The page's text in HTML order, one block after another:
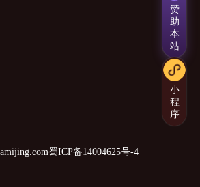
蜀ICP备14004625号-4
赞
助
本
站
小
程
序